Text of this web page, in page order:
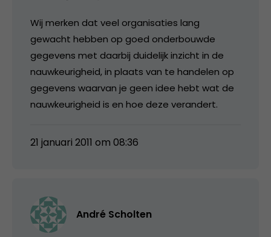
Wij merken dat veel organisaties lang
gewacht hebben op goed onderbouwde
gegevens met daarbij duidelijk inzicht in de
nauwkeurigheid, in plaats van te handelen op
gegevens waarvan je geen idee hebt wat de
nauwkeurigheid is en hoe deze verandert.
21 januari 2011 om 08:36
André Scholten